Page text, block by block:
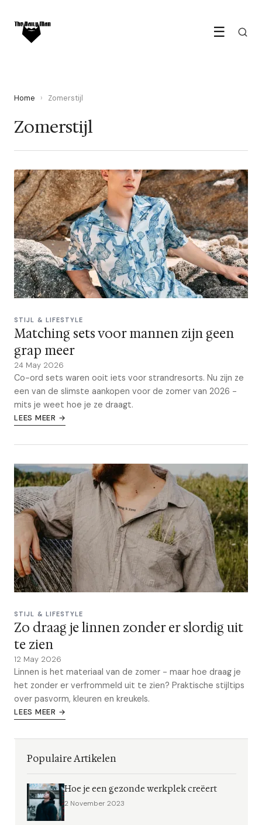
☰
Home › Zomerstijl
Zomerstijl
STIJL & LIFESTYLE
Matching sets voor mannen zijn geen
grap meer
24 May 2026
Co-ord sets waren ooit iets voor strandresorts. Nu zijn ze
een van de slimste aankopen voor de zomer van 2026 -
mits je weet hoe je ze draagt.
LEES MEER →
STIJL & LIFESTYLE
Zo draag je linnen zonder er slordig uit
te zien
12 May 2026
Linnen is het materiaal van de zomer - maar hoe draag je
het zonder er verfrommeld uit te zien? Praktische stijltips
over pasvorm, kleuren en kreukels.
LEES MEER →
Populaire Artikelen
Hoe je een gezonde werkplek creëert
2 November 2023